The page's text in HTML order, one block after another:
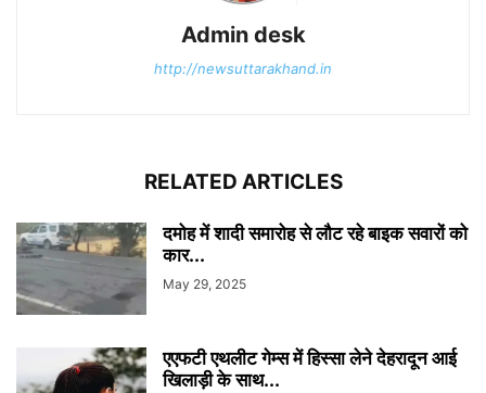
Admin desk
http://newsuttarakhand.in
RELATED ARTICLES
दमोह में शादी समारोह से लौट रहे बाइक सवारों को
कार...
May 29, 2025
एएफटी एथलीट गेम्स में हिस्सा लेने देहरादून आई
खिलाड़ी के साथ...